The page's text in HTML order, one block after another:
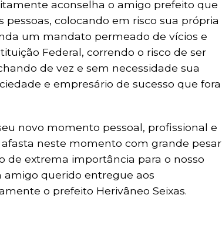
aconselha o amigo prefeito que
colocando em risco sua própria
um mandato permeado de vícios e
Federal, correndo o risco de ser
de vez e sem necessidade sua
e empresário de sucesso que fora
novo momento pessoal, profissional e
neste momento com grande pesar
de extrema importância para o nosso
amigo querido entregue aos
o prefeito Herivâneo Seixas.